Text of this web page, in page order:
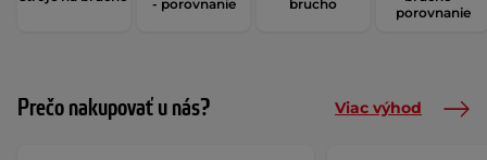
- porovnanie
brucho
porovnanie
Prečo nakupovať u nás? Viac výhod